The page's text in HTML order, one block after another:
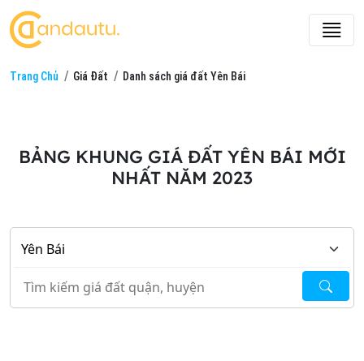
Trang Chủ Giá Đất Danh sách giá đất Yên Bái
BẢNG KHUNG GIÁ ĐẤT YÊN BÁI MỚI
NHẤT NĂM 2023